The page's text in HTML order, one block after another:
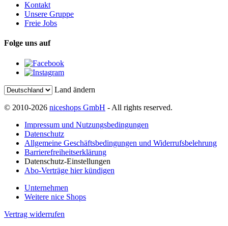
Kontakt
Unsere Gruppe
Freie Jobs
Folge uns auf
Land ändern
© 2010-2026 niceshops GmbH - All rights reserved.
Impressum und Nutzungsbedingungen
Datenschutz
Allgemeine Geschäftsbedingungen und Widerrufsbelehrung
Barrierefreiheitserklärung
Datenschutz-Einstellungen
Abo-Verträge hier kündigen
Unternehmen
Weitere nice Shops
Vertrag widerrufen